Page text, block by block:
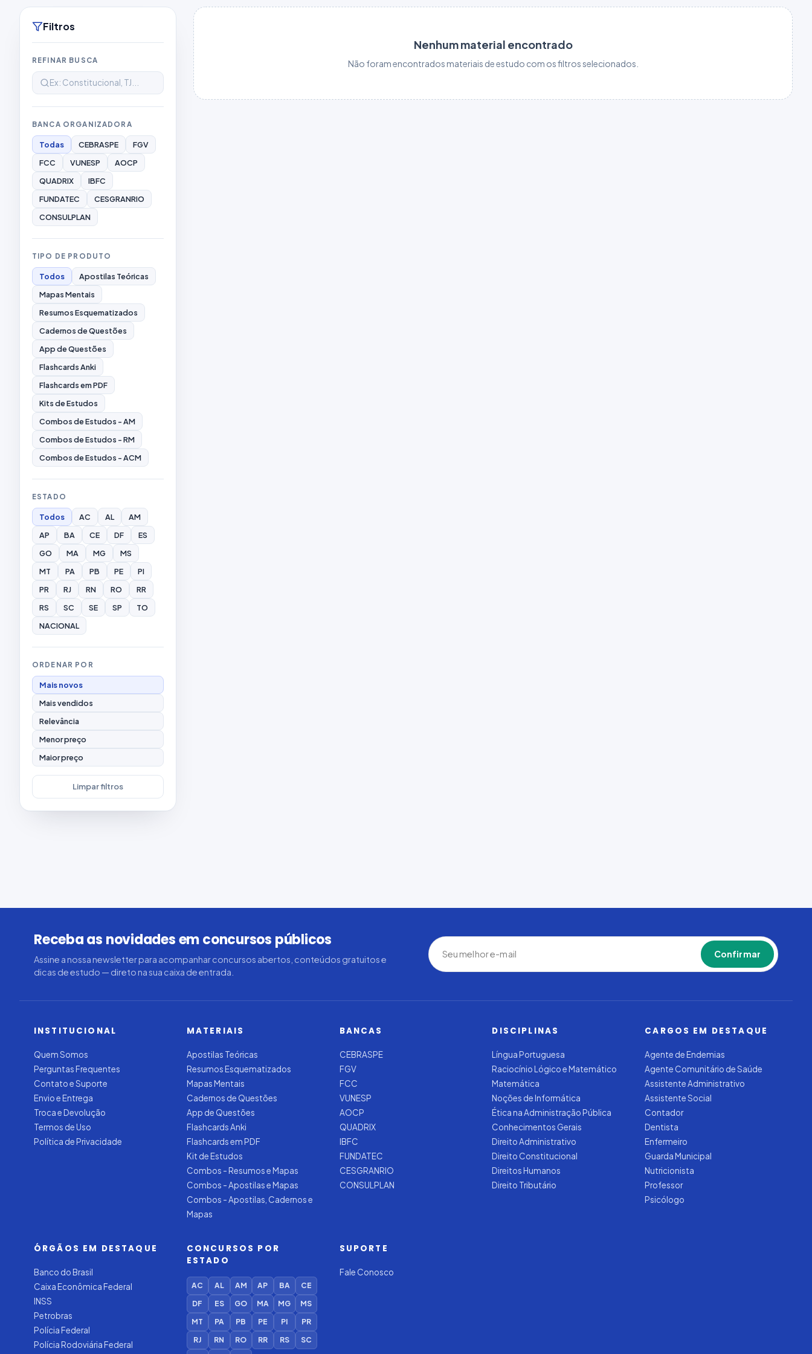
Filtros
REFINAR BUSCA
BANCA ORGANIZADORA
Todas CEBRASPE
FGV
FCC
VUNESP
AOCP
QUADRIX
IBFC
FUNDATEC
CESGRANRIO
CONSULPLAN
TIPO DE PRODUTO
Todos
Apostilas Teóricas
Mapas Mentais
Resumos Esquematizados
Cadernos de Questões
App de Questões
Flashcards Anki
Flashcards em PDF
Kits de Estudos
Combos de Estudos - AM
Combos de Estudos - RM
Combos de Estudos - ACM
ESTADO
Todos AC AL
AM
AP
BA CE DF
ES
GO
MA MG
MS
MT
PA PB PE
PI
PR
RJ RN RO
RR
RS
SC SE SP
TO
NACIONAL
ORDENAR POR
Mais novos
Mais vendidos
Relevância
Menor preço
Maior preço
Limpar filtros
Nenhum material encontrado
Não foram encontrados materiais de estudo com os filtros selecionados.
Receba as novidades em concursos públicos
Assine a nossa newsletter para acompanhar concursos abertos, conteúdos gratuitos e
dicas de estudo — direto na sua caixa de entrada.
Confirmar
INSTITUCIONAL
Quem Somos
Perguntas Frequentes
Contato e Suporte
Envio e Entrega
Troca e Devolução
Termos de Uso
Política de Privacidade
MATERIAIS
Apostilas Teóricas
Resumos Esquematizados
Mapas Mentais
Cadernos de Questões
App de Questões
Flashcards Anki
Flashcards em PDF
Kit de Estudos
Combos - Resumos e Mapas
Combos - Apostilas e Mapas
Combos - Apostilas, Cadernos e
Mapas
BANCAS
CEBRASPE
FGV
FCC
VUNESP
AOCP
QUADRIX
IBFC
FUNDATEC
CESGRANRIO
CONSULPLAN
DISCIPLINAS
Língua Portuguesa
Raciocínio Lógico e Matemático
Matemática
Noções de Informática
Ética na Administração Pública
Conhecimentos Gerais
Direito Administrativo
Direito Constitucional
Direitos Humanos
Direito Tributário
CARGOS EM DESTAQUE
Agente de Endemias
Agente Comunitário de Saúde
Assistente Administrativo
Assistente Social
Contador
Dentista
Enfermeiro
Guarda Municipal
Nutricionista
Professor
Psicólogo
ÓRGÃOS EM DESTAQUE
Banco do Brasil
Caixa Econômica Federal
INSS
Petrobras
Polícia Federal
Polícia Rodoviária Federal
CONCURSOS POR
ESTADO
AC AL AM AP BA
CE
DF
ES GO MA MG
MS
MT
PA PB PE PI
PR
RJ
RN RO RR RS
SC
SUPORTE
Fale Conosco